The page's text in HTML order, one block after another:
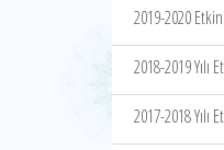
2019-2020
2018-2019 Yılı
2017-2018 Yılı